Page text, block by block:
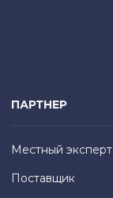
ПАРТНЕР
Местный эксперт
Поставщик